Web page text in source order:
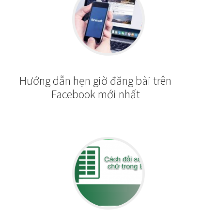
Hướng dẫn hẹn giờ đăng bài trên
Facebook mới nhất